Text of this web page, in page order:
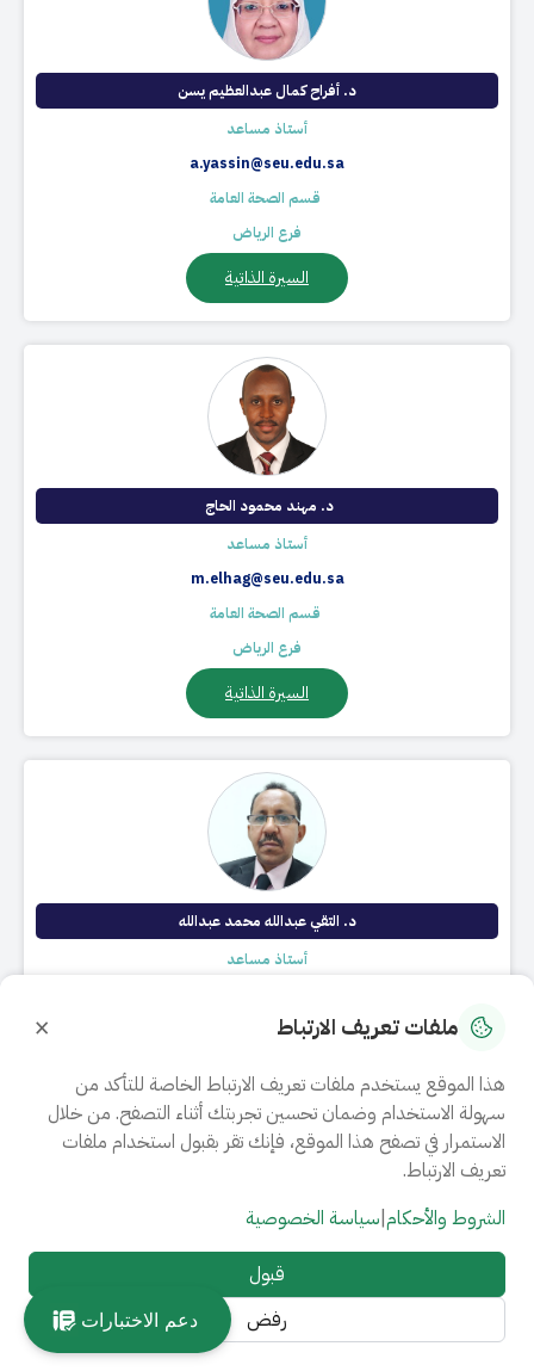
د. أفراح كمال عبدالعظيم يسن​
أستاذ مساعد
a.yassin@seu.edu.sa
​ قسم الصحة العامة
فرع الرياض
السيرة الذاتية
د. مهند محمود الحاج ​
أستاذ مساعد
m.elhag@seu.edu.sa
​ قسم الصحة العامة
فرع الرياض
السيرة الذاتية
د. التقي عبدالله محمد عبدالله
أستاذ مساعد
​ قسم الصحة العامة
السيرة الذاتية
د.عفاف عبدالله محمد مسعد
ملفات تعريف الارتباط ×
هذا الموقع يستخدم ملفات تعريف الارتباط الخاصة للتأكد من
سهولة الاستخدام وضمان تحسين تجربتك أثناء التصفح. من خلال
الاستمرار في تصفح هذا الموقع، فإنك تقر بقبول استخدام ملفات
تعريف الارتباط.
الشروط والأحكام|سياسة الخصوصية
قبول
رفض
دعم الاختبارات